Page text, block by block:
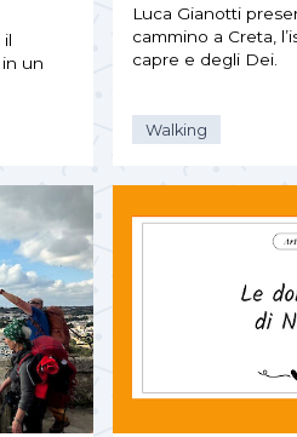
un
Luca Gianotti
cammino a Creta,
capre e degli Dei.
Walking